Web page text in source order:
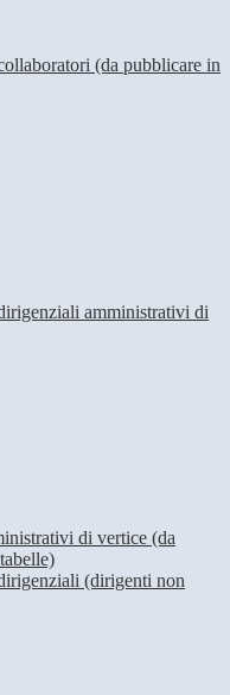
(da pubblicare in
amministrativi di
di vertice (da
(dirigenti non